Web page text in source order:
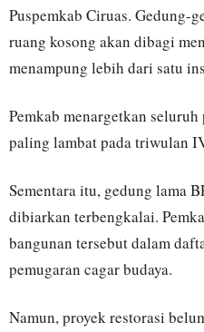
Puspemkab Ciruas. Gedung-
ruang kosong akan dibagi
menampung lebih dari satu
Pemkab menargetkan
paling lambat pada triwulan
Sementara itu, gedung lama
dibiarkan terbengkalai.
bangunan tersebut dalam
pemugaran cagar budaya.
Namun, proyek restorasi